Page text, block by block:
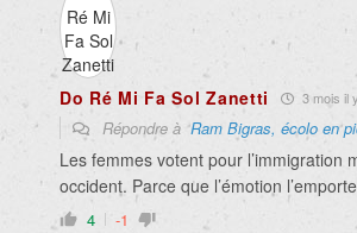
Do Ré Mi Fa Sol Zanetti 3 mois il
Répondre àRam Bigras, écolo en
Les femmes votent pour l’immigration
occident. Parce que l’émotion
4 -1